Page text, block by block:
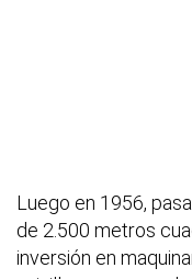
Luego en 1956,
de 2.500 metros
inversión en